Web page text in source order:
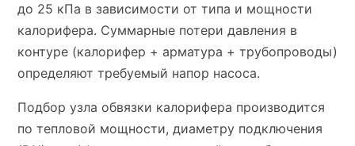
до 25 кПа в зависимости от типа и мощности
калорифера. Суммарные потери давления в
контуре (калорифер + арматура + трубопроводы)
определяют требуемый напор насоса.
Подбор узла обвязки калорифера производится
по тепловой мощности, диаметру подключения